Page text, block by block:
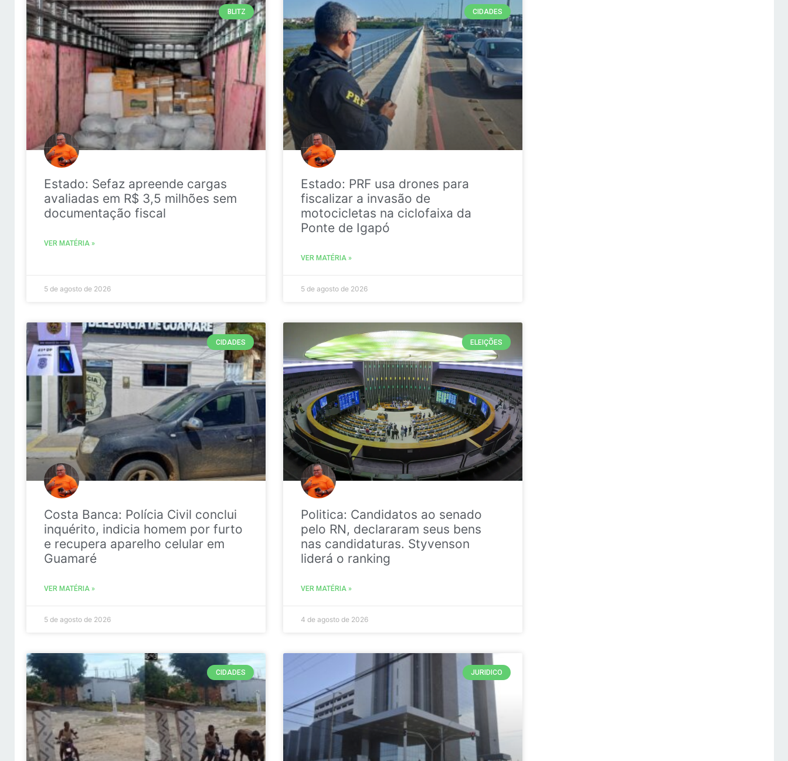
BLITZ
Estado: Sefaz apreende cargas
avaliadas em R$ 3,5 milhões sem
documentação fiscal
VER MATÉRIA »
5 de agosto de 2026
CIDADES
Estado: PRF usa drones para
fiscalizar a invasão de
motocicletas na ciclofaixa da
Ponte de Igapó
VER MATÉRIA »
5 de agosto de 2026
CIDADES
Costa Banca: Polícia Civil conclui
inquérito, indicia homem por furto
e recupera aparelho celular em
Guamaré
VER MATÉRIA »
5 de agosto de 2026
ELEIÇÕES
Politica: Candidatos ao senado
pelo RN, declararam seus bens
nas candidaturas. Styvenson
liderá o ranking
VER MATÉRIA »
4 de agosto de 2026
CIDADES JURIDICO